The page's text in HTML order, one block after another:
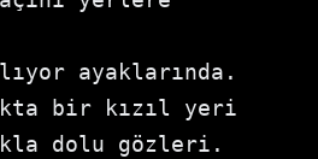
ayaklarında.
bir kızıl yeri
dolu gözleri.